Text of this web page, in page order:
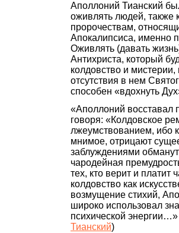
Аполлоний Тианский
оживлять людей, также
пророчествам,
Апокалипсиса, именно
Оживлять (давать
Антихриста, который
колдовство и мистерии,
отсутствия в нем
способен «вдохнуть
«Аполлоний восставал
говоря: «Колдовское
лжеумствованием, ибо
мнимое, отрицают
заблуждениями
чародейная
тех, кто верит и
колдовство как
возмущение стихий,
широко использовал
психической
Тианский)